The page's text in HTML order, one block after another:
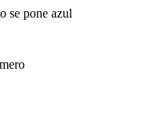
se pone azul